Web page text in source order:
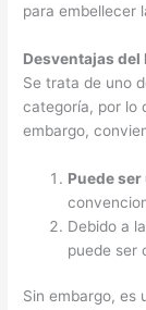
para embellecer
Desventajas del
Se trata de uno
categoría, por lo
embargo,
Puede
Debido a
puede ser
Sin embargo, es